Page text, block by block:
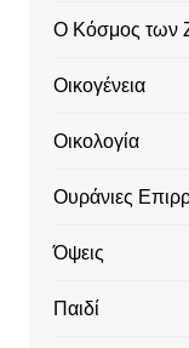
Ο Κόσμος των
Οικογένεια
Οικολογία
Ουράνιες
Όψεις
Παιδί